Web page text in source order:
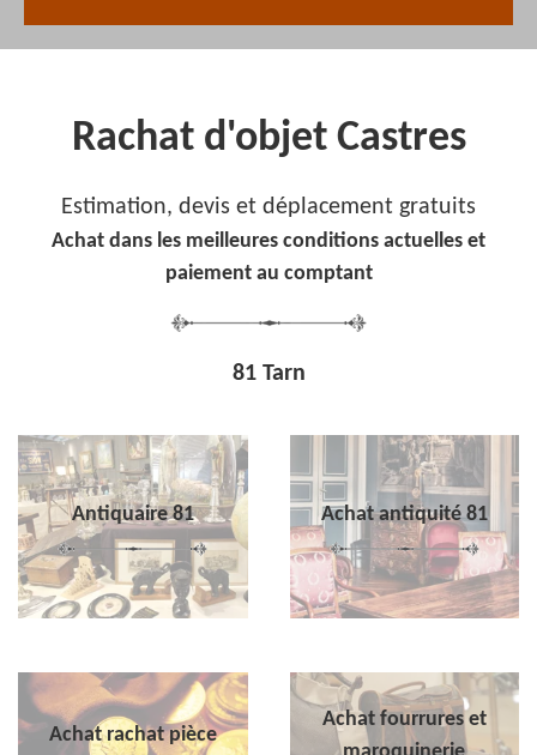
Rachat d'objet Castres
Estimation, devis et déplacement gratuits
Achat dans les meilleures conditions actuelles et
paiement au comptant
81 Tarn
Antiquaire 81 Achat antiquité 81
Achat rachat pièce
Achat fourrures et